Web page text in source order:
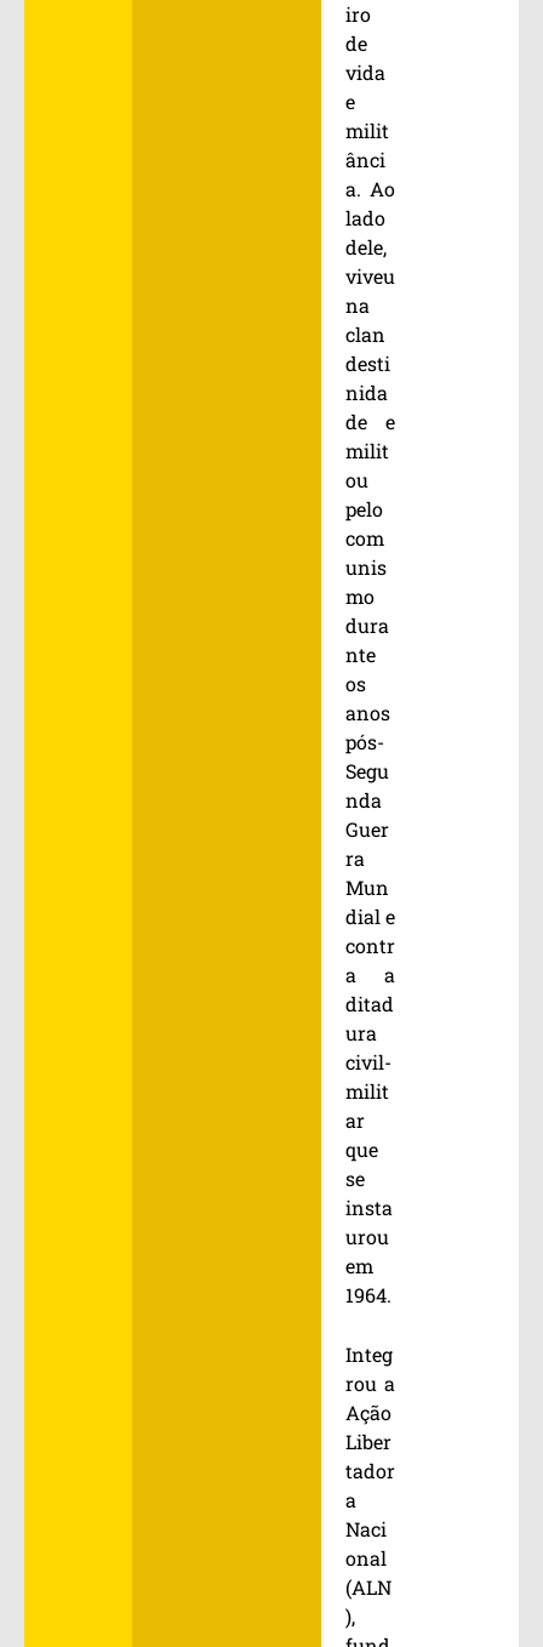
iro
de
vida
e
milit
ânci
a. Ao
lado
dele,
viveu
na
clan
desti
nida
de e
milit
ou
pelo
com
unis
mo
dura
nte
os
anos
pós-
Segu
nda
Guer
ra
Mun
dial e
contr
a a
ditad
ura
civil-
milit
ar
que
se
insta
urou
em
1964.
Integ
rou a
Ação
Liber
tador
a
Naci
onal
(ALN
),